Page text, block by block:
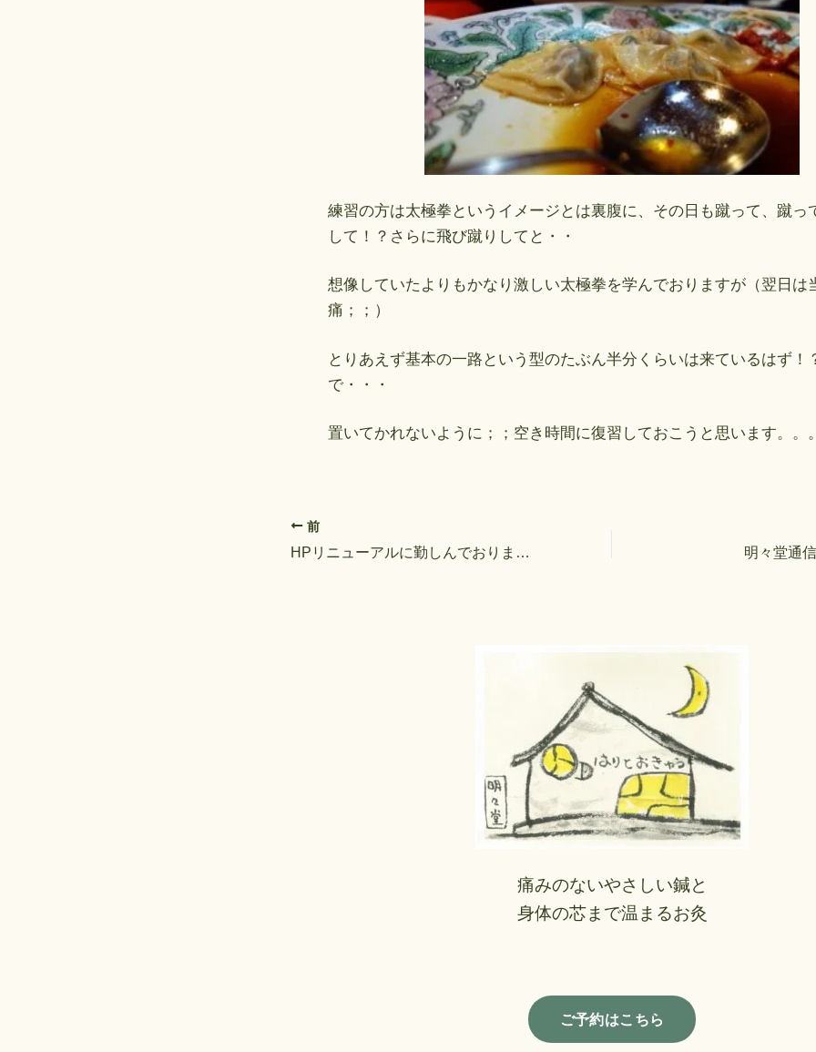
練習の方は太極拳というイメージとは裏腹に、その日も蹴って、蹴っ
して！？さらに飛び蹴りしてと・・
想像していたよりもかなり激しい太極拳を学んでおりますが（翌日は
痛；；）
とりあえず基本の一路という型のたぶん半分くらいは来ているはず！
で・・・
置いてかれないように；；空き時間に復習しておこうと思います。。。
前
HPリニューアルに勤しんでおります；； 明々堂通
痛みのないやさしい鍼と
身体の芯まで温まるお灸
ご予約はこちら